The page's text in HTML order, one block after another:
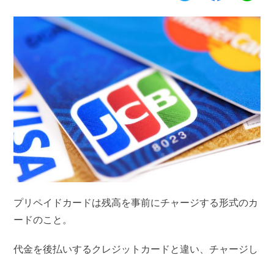
プリペイドカードは残高を事前にチャージする形式のカ
ードのこと。
代金を後払いするクレジットカードと違い、チャージし